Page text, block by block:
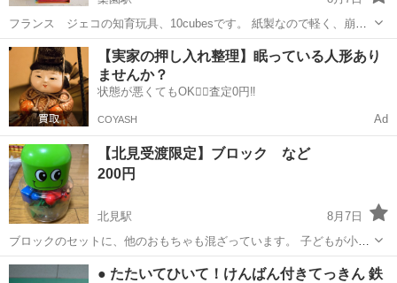
フランス ジェコの知育玩具、10cubesです。 紙製なので軽く、崩れ
ても痛くないので小さい時から遊べます。積み木の導入にもいいかと
思います。入れ子で保管できるので場所もとりません。 最初は親が積
んだものを崩すからは...
北海道 札幌市 桑園駅 おもちゃ タワー
【実家の押し入れ整理】眠っている人形あり
ませんか？
状態が悪くてもOK🙆‍♀️査定0円‼️
COYASH Ad
【北見受渡限定】ブロック など
200円
北見駅
8月7日
ブロックのセットに、他のおもちゃも混ざっています。 子どもが小さ
い頃に、帰省中のみ使用した物です。 8/9までの期間限定です💦
北海道 北見市 北見駅
● たたいてひいて！けんばん付きてっきん 鉄